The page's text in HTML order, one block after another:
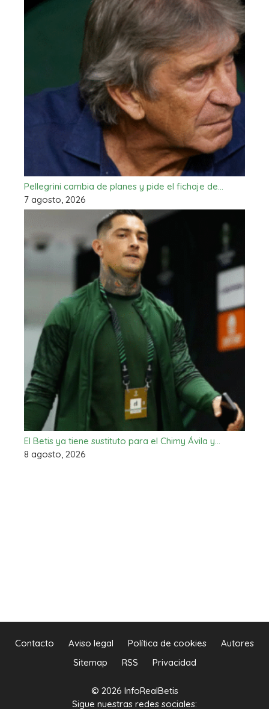
Pellegrini cambia de planes y pide el fichaje de…
7 agosto, 2026
El Betis ya tiene sustituto para el Chimy Ávila y…
8 agosto, 2026
Contacto Aviso legal Política de cookies
Autores
Sitemap
RSS Privacidad
© 2026 InfoRealBetis
Sigue nuestras redes sociales: